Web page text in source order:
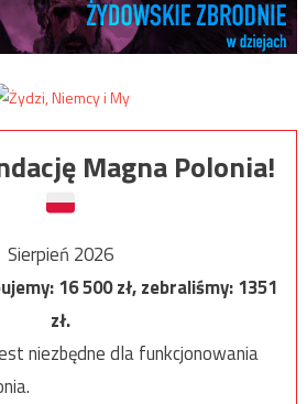
Magna Polonia!
Sierpień 2026
16 500zł, zebraliśmy:1351
zł.
niezbędne dla funkcjonowania